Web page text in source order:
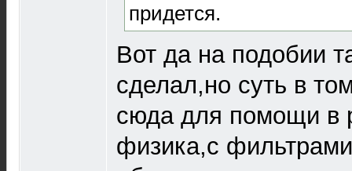
придется.
Вот да на подобии
сделал,но суть в
сюда для помощи в
физика,с